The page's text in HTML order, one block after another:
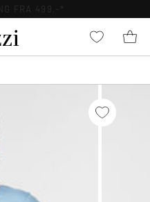
FRA 499,-*